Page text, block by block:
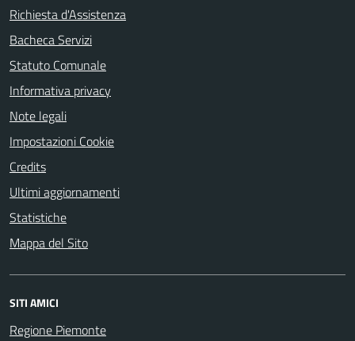
Richiesta d'Assistenza
Bacheca Servizi
Statuto Comunale
Informativa privacy
Note legali
Impostazioni Cookie
Credits
Ultimi aggiornamenti
Statistiche
Mappa del Sito
SITI AMICI
Regione Piemonte